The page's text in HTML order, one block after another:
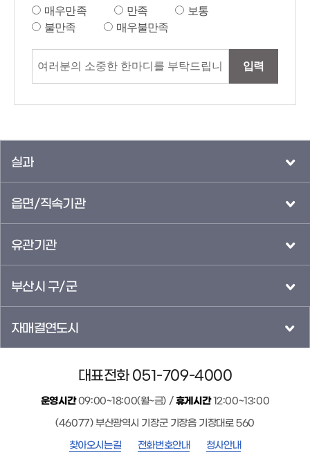
매우만족 만족
보통
불만족
매우불만족
입력
실과
읍면/직속기관
유관기관
부산시 구/군
자매결연도시
대표전화 051-709-4000
운영시간09:00~18:00(월~금) /휴게시간12:00~13:00
(46077) 부산광역시 기장군 기장읍 기장대로 560
찾아오시는길
전화번호안내 청사안내